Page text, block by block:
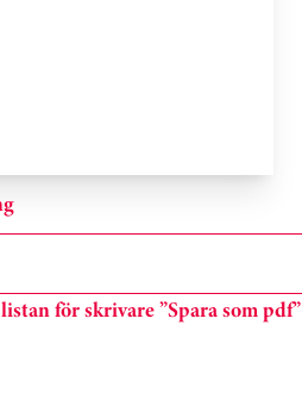
för skrivare ”Spara som pdf”